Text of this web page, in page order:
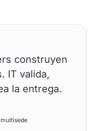
El